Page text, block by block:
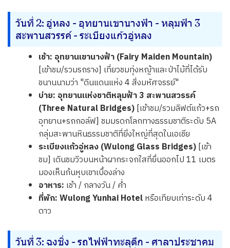
วันที่ 2: อู่หลง - อุทยานเขานางฟ้า - หลุมฟ้า 3
สะพานสวรรค์ - ระเบียงแก้วอู่หลง
เช้า: อุทยานเขานางฟ้า (Fairy Maiden Mountain)
[เข้าชม/รวมรถราง] เที่ยวชมทุ่งหญ้าและป่าไม้ที่ได้รับ
ขนานนามว่า "ดินแดนแห่ง 4 สิ่งมหัศจรรย์"
บ่าย: อุทยานแห่งชาติหลุมฟ้า 3 สะพานสวรรค์
(Three Natural Bridges)[เข้าชม/รวมลิฟต์แก้ว+รถ
อุทยาน+รถกอล์ฟ] ชมมรดกโลกทางธรรมชาติระดับ 5A
กลุ่มสะพานหินธรรมชาติที่ยิ่งใหญ่ที่สุดในเอเชีย
ระเบียงแก้วอู่หลง (Wulong Glass Bridges)[เข้า
ชม] เดินชมวิวบนหน้าผากระจกใสที่ยื่นออกไป 11 เมตร
มองเห็นก้นหุบเขาเบื้องล่าง
อาหาร: เช้า / กลางวัน / ค่ำ
ที่พัก:Wulong Yunhai Hotelหรือเทียบเท่าระดับ 4
ดาว
วันที่ 3: ฉงชิ่ง - รถไฟฟ้าทะลุตึก - ศาลาประชาคม